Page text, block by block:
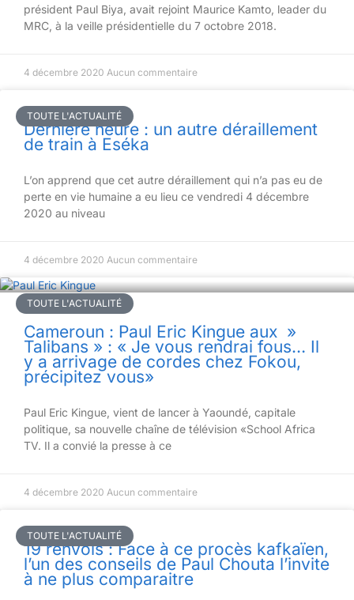
président Paul Biya, avait rejoint Maurice Kamto, leader du
MRC, à la veille présidentielle du 7 octobre 2018.
4 décembre 2020 Aucun commentaire
TOUTE L'ACTUALITÉ
Dernière heure : un autre déraillement
de train à Eséka
L’on apprend que cet autre déraillement qui n’a pas eu de
perte en vie humaine a eu lieu ce vendredi 4 décembre
2020 au niveau
4 décembre 2020 Aucun commentaire
TOUTE L'ACTUALITÉ
Cameroun : Paul Eric Kingue aux »
Talibans » : « Je vous rendrai fous… Il
y a arrivage de cordes chez Fokou,
précipitez vous»
Paul Eric Kingue, vient de lancer à Yaoundé, capitale
politique, sa nouvelle chaîne de télévision «School Africa
TV. Il a convié la presse à ce
4 décembre 2020 Aucun commentaire
TOUTE L'ACTUALITÉ
19 renvois : Face à ce procès kafkaïen,
l’un des conseils de Paul Chouta l’invite
à ne plus comparaitre